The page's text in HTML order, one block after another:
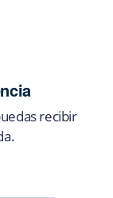
recibir